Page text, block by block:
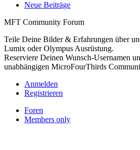
Neue Beiträge
MFT Community Forum
Teile Deine Bilder & Erfahrungen über
Lumix oder Olympus Ausrüstung.
Reserviere Deinen Wunsch-Usernamen
unabhängigen MicroFourThirds
Anmelden
Registrieren
Foren
Members only